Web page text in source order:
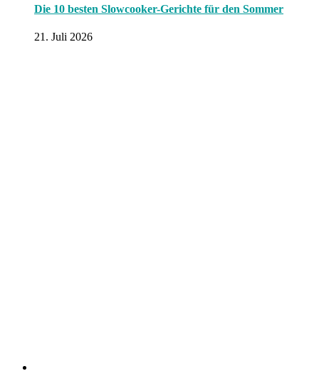
Die 10 besten Slowcooker-Gerichte für den Sommer
21. Juli 2026